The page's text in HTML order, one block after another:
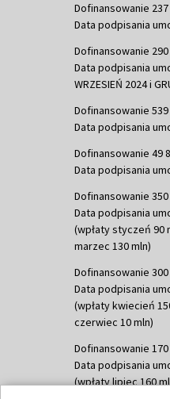
Dofinansowanie 237
Data podpisania
Dofinansowanie 290
Data podpisania
WRZESIEŃ 2024 i
Dofinansowanie 539
Data podpisania
Dofinansowanie 49
Data podpisania
Dofinansowanie 350
Data podpisania
(wpłaty styczeń 90
marzec 130 mln)
Dofinansowanie 300
Data podpisania
(wpłaty kwiecień
czerwiec 10 mln)
Dofinansowanie 170
Data podpisania
(wpłaty lipiec 160